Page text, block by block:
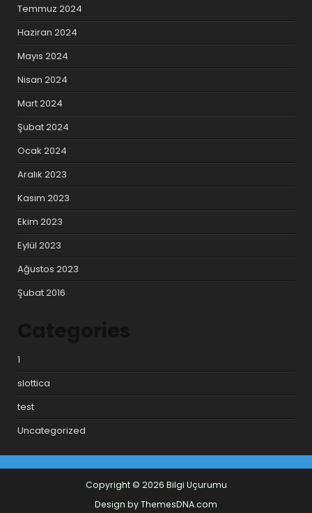
Temmuz 2024
Haziran 2024
Mayıs 2024
Nisan 2024
Mart 2024
Şubat 2024
Ocak 2024
Aralık 2023
Kasım 2023
Ekim 2023
Eylül 2023
Ağustos 2023
Şubat 2016
1
slottica
test
Uncategorized
Copyright © 2026 Bilgi Uçurumu
Design by ThemesDNA.com